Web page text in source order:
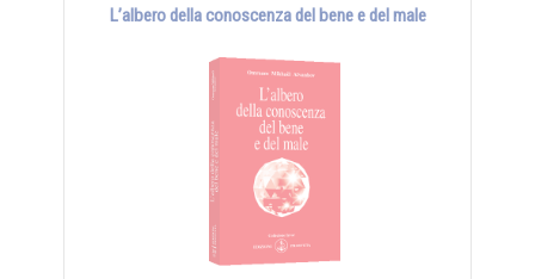
L’albero della conoscenza del bene e del male